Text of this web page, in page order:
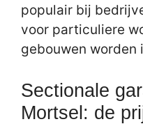
populair bij
voor particuliere
gebouwen worden
Sectionale
Mortsel: de